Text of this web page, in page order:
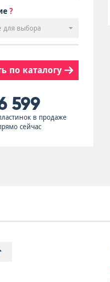
?
для выбора
по каталогу
599
в продаже
сейчас